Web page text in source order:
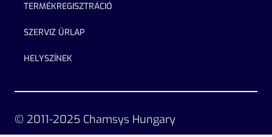
TERMÉKREGISZTRÁCIÓ
SZERVIZ ŰRLAP
HELYSZÍNEK
© 2011-2025 Chamsys Hungary